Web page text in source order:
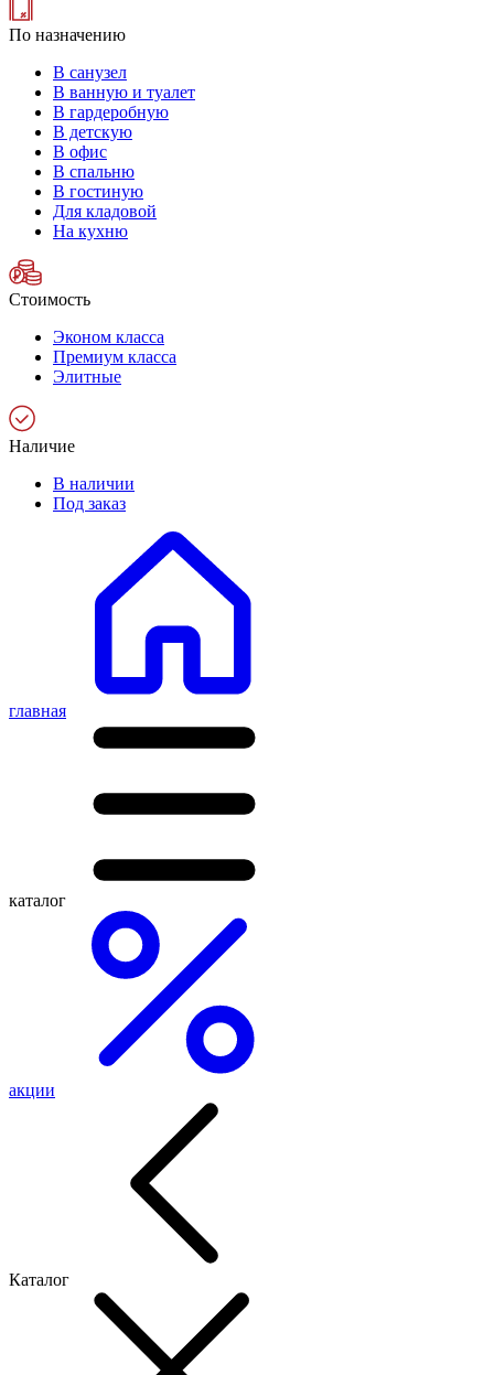
По назначению
В санузел
В ванную и туалет
В гардеробную
В детскую
В офис
В спальню
В гостиную
Для кладовой
На кухню
Стоимость
Эконом класса
Премиум класса
Элитные
Наличие
В наличии
Под заказ
главная
каталог
акции
Каталог